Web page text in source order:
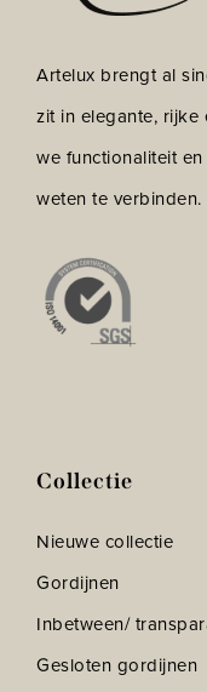
Artelux brengt al
zit in elegante,
we functionaliteit
weten te verbinden.
Collectie
Nieuwe collectie
Gordijnen
Inbetween/
Gesloten gordijnen